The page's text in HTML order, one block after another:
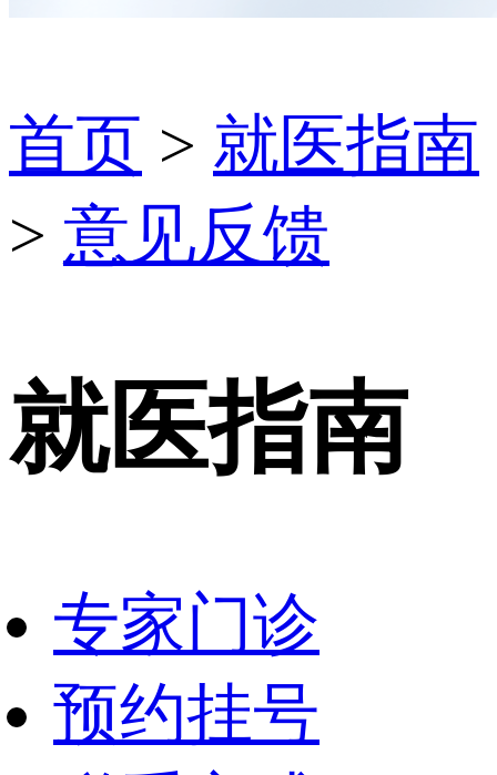
首页 > 就医指南
> 意见反馈
就医指南
专家门诊
预约挂号